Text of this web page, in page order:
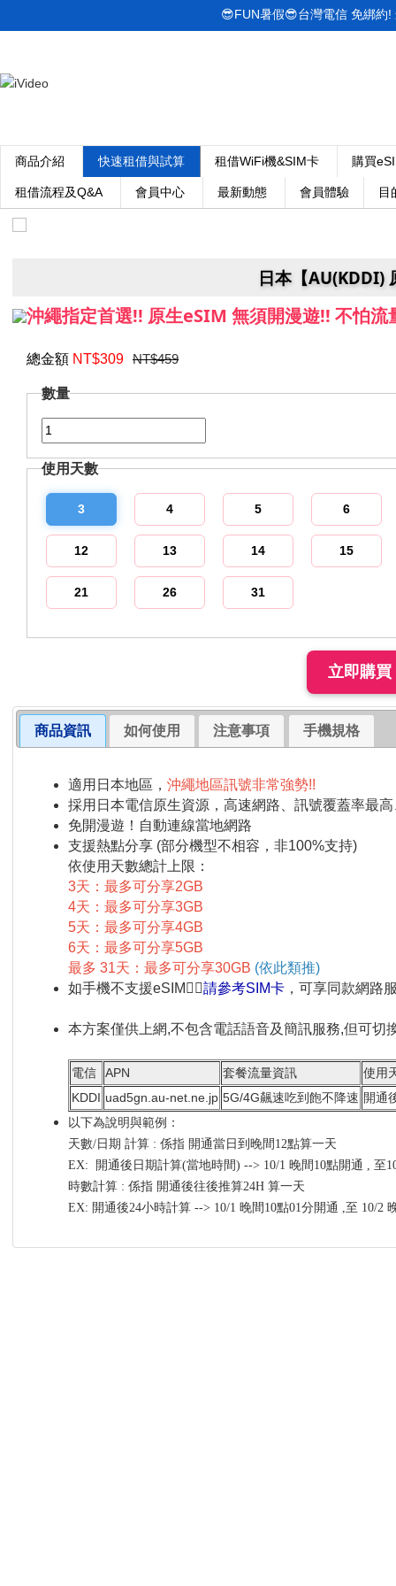
商品介紹 快速租借與試算 租借WiFi機&SIM卡 購買
租借流程及Q&A 會員中心 最新動態 會員體驗 目
😎FUN暑假😎台灣電信 免綁約
日本【AU(KDDI)
沖繩指定首選!! 原生eSIM 無須開漫遊!! 不怕
總金額 NT$309 NT$459
數量
使用天數
3 4 5 6
12 13 14 15
21 26 31
商品資訊 如何使用 注意事項 手機規格
適用日本地區，沖繩地區訊號非常強勢!!
採用日本電信原生資源，高速網路、訊號覆蓋率最
免開漫遊！自動連線當地網路
支援熱點分享 (部分機型不相容，非100%支持)
依使用天數總計上限：
3天：最多可分享2GB
4天：最多可分享3GB
5天：最多可分享4GB
6天：最多可分享5GB
最多 31天：最多可分享30GB (依此類推)
如手機不支援eSIM👉🏼請參考SIM卡 ，可享同款網路
本方案僅供上網,不包含電話語音及簡訊服務,但可切
電信 APN 套餐流量資訊
使用
KDDI uad5gn.au-net.ne.jp 5G/4G飆速吃到飽不降速 開通
以下為說明與範例：
天數/日期 計算 : 係指 開通當日到晚間12點算一天
EX: 開通後日期計算(當地時間) --> 10/1 晚間10點開通 , 至
時數計算 : 係指 開通後往後推算24H 算一天
EX: 開通後24小時計算 --> 10/1 晚間10點01分開通 ,至 10/2